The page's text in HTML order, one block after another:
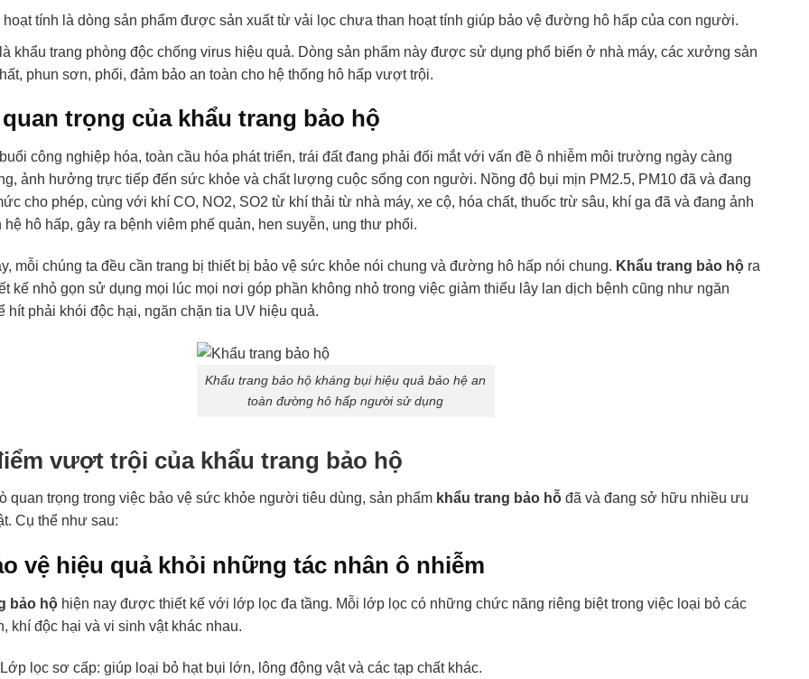
hoạt tính là dòng sản phẩm được sản xuất từ vải lọc chưa than hoạt tính giúp bảo vệ đường hô hấp của con người.
khẩu trang phòng độc chống virus hiệu quả. Dòng sản phẩm này được sử dụng phổ biến ở nhà máy, các xưởng sản
phun sơn, phối, đảm bảo an toàn cho hệ thống hô hấp vượt trội.
quan trọng của khẩu trang bảo hộ
công nghiệp hóa, toàn cầu hóa phát triển, trái đất đang phải đối mắt với vấn đề ô nhiễm môi trường ngày càng
ảnh hưởng trực tiếp đến sức khỏe và chất lượng cuộc sống con người. Nồng độ bụi mịn PM2.5, PM10 đã và đang
cho phép, cùng với khí CO, NO2, SO2 từ khí thải từ nhà máy, xe cộ, hóa chất, thuốc trừ sâu, khí ga đã và đang ảnh
hô hấp, gây ra bệnh viêm phế quản, hen suyễn, ung thư phổi.
mỗi chúng ta đều cần trang bị thiết bị bảo vệ sức khỏe nói chung và đường hô hấp nói chung. Khẩu trang bảo hộra
kế nhỏ gọn sử dụng mọi lúc mọi nơi góp phần không nhỏ trong việc giảm thiểu lây lan dịch bệnh cũng như ngăn
hít phải khói độc hại, ngăn chặn tia UV hiệu quả.
Khẩu trang bảo hộ kháng bụi hiệu quả bảo hệ an
toàn đường hô hấp người sử dụng
vượt trội của khẩu trang bảo hộ
quan trọng trong việc bảo vệ sức khỏe người tiêu dùng, sản phẩm khẩu trang bảo hỗđã và đang sở hữu nhiều ưu
Cụ thể như sau:
vệ hiệu quả khỏi những tác nhân ô nhiễm
bảo hộhiện nay được thiết kế với lớp lọc đa tầng. Mỗi lớp lọc có những chức năng riêng biệt trong việc loại bỏ các
khí độc hại và vi sinh vật khác nhau.
lọc sơ cấp: giúp loại bỏ hạt bụi lớn, lông động vật và các tạp chất khác.